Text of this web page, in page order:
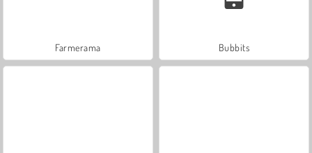
Farmerama Bubbits